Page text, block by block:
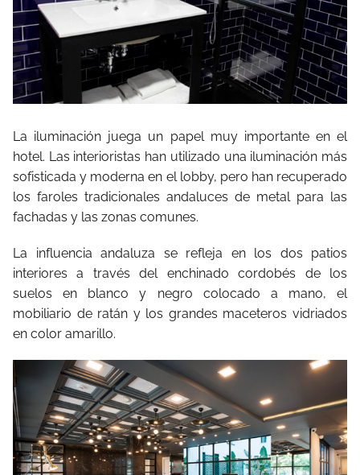
La iluminación juega un papel muy importante en el
hotel. Las interioristas han utilizado una iluminación más
sofisticada y moderna en el lobby, pero han recuperado
los faroles tradicionales andaluces de metal para las
fachadas y las zonas comunes.
La influencia andaluza se refleja en los dos patios
interiores a través del enchinado cordobés de los
suelos en blanco y negro colocado a mano, el
mobiliario de ratán y los grandes maceteros vidriados
en color amarillo.